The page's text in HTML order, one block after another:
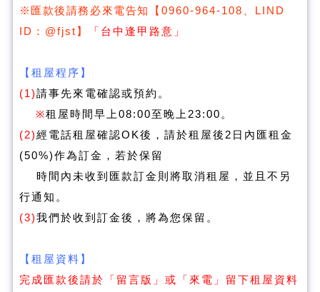
※匯款後請務必來電告知
【 0960-964-108、LIND
ID：@fjst 】 「台中逢甲路意」
【租屋程序】
(1)請事先來電確認或預約。
※租屋時間早上08:00至晚上23:00。
(2)經電話租屋確認OK後，請於租屋後2日內匯租金
(50%)作為訂金，若於保留
時間內未收到匯款訂金則將取消租屋，並且不另
行通知。
(3)我們於收到訂金後，將為您保留。
【租屋資料】
完成匯款後請於「留言版」或「來電」留下租屋資料